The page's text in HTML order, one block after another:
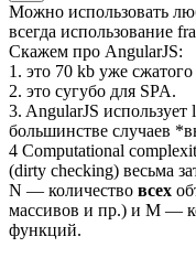
Можно использовать
всегда использование
Скажем про AngularJS:
1. это 70 kb уже сжатого
2. это сугубо для SPA.
3. AngularJS
большинстве случаев
4 Computational
(dirty checking) весьма
N — количество всех
массивов и пр.) и M —
функций.